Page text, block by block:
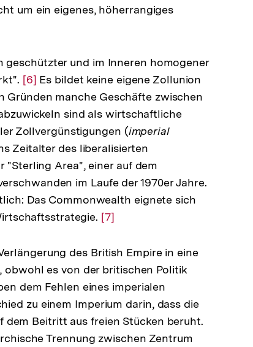
um ein eigenes, höherrangiges
geschützter und im Inneren homogener
Zur
Auflösung
der
Fußnote
[6] Es bildet keine eigene Zollunion
Gründen manche Geschäfte zwischen
sind als wirtschaftliche
Zollvergünstigungen (imperial
Zeitalter des liberalisierten
"Sterling Area", einer auf dem
im Laufe der 1970er Jahre.
Das Commonwealth eignete sich
Zur
der
Fußnote
[7]
des British Empire in eine
obwohl es von der britischen Politik
dem Fehlen eines imperialen
zu einem Imperium darin, dass die
Beitritt aus freien Stücken beruht.
Trennung zwischen Zentrum